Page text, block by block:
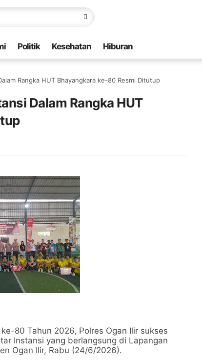
Politik Kesehatan Hiburan
Rangka HUT Bhayangkara ke-80 Resmi Ditutup
Dalam Rangka HUT
80 Tahun 2026, Polres Ogan Ilir sukses
Instansi yang berlangsung di Lapangan
Ogan Ilir, Rabu (24/6/2026).